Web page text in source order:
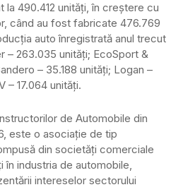
la 490.412 unităţi, în creştere cu
când au fost fabricate 476.769
auto înregistrată anul trecut
– 263.035 unităţi; EcoSport &
– 35.188 unităţi; Logan –
– 17.064 unităţi.
de Automobile din
este o asociaţie de tip
din societăţi comerciale
industria de automobile,
intereselor sectorului